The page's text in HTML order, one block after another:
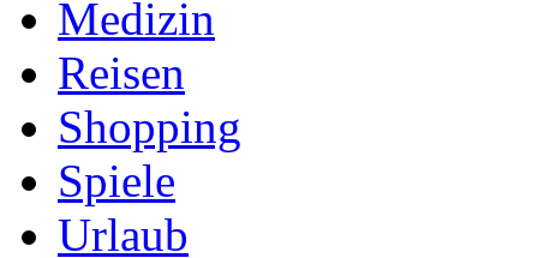
Medizin
Reisen
Shopping
Spiele
Urlaub